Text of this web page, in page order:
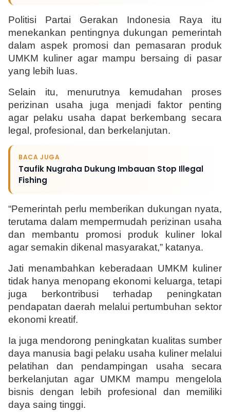
Politisi Partai Gerakan Indonesia Raya itu
menekankan pentingnya dukungan pemerintah
dalam aspek promosi dan pemasaran produk
UMKM kuliner agar mampu bersaing di pasar
yang lebih luas.
Selain itu, menurutnya kemudahan proses
perizinan usaha juga menjadi faktor penting
agar pelaku usaha dapat berkembang secara
legal, profesional, dan berkelanjutan.
BACA JUGA
Taufik Nugraha Dukung Imbauan Stop Illegal
Fishing
“Pemerintah perlu memberikan dukungan nyata,
terutama dalam mempermudah perizinan usaha
dan membantu promosi produk kuliner lokal
agar semakin dikenal masyarakat,” katanya.
Jati menambahkan keberadaan UMKM kuliner
tidak hanya menopang ekonomi keluarga, tetapi
juga berkontribusi terhadap peningkatan
pendapatan daerah melalui pertumbuhan sektor
ekonomi kreatif.
Ia juga mendorong peningkatan kualitas sumber
daya manusia bagi pelaku usaha kuliner melalui
pelatihan dan pendampingan usaha secara
berkelanjutan agar UMKM mampu mengelola
bisnis dengan lebih profesional dan memiliki
daya saing tinggi.